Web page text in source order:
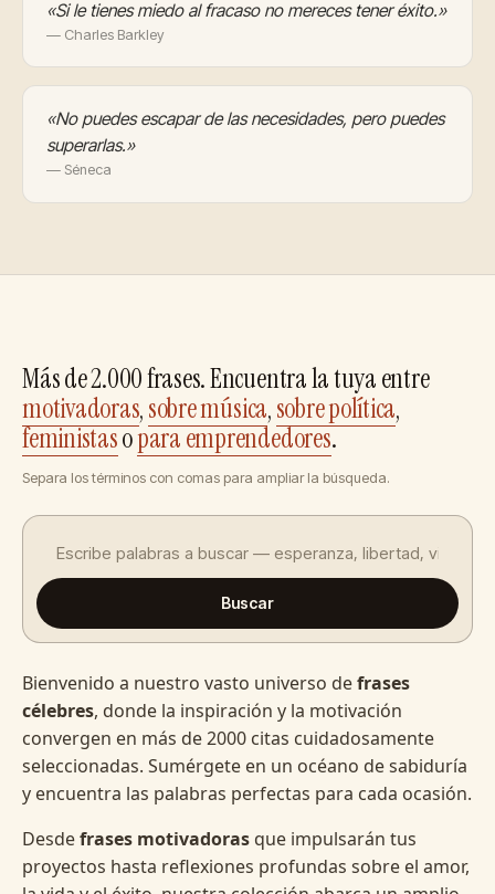
«Si le tienes miedo al fracaso no mereces tener éxito.»
— Charles Barkley
«No puedes escapar de las necesidades, pero puedes
superarlas.»
— Séneca
Más de 2.000 frases. Encuentra la tuya entre
motivadoras,sobre música,sobre política,
feministasopara emprendedores.
Separa los términos con comas para ampliar la búsqueda.
Buscar
Bienvenido a nuestro vasto universo defrases
célebres, donde la inspiración y la motivación
convergen en más de 2000 citas cuidadosamente
seleccionadas. Sumérgete en un océano de sabiduría
y encuentra las palabras perfectas para cada ocasión.
Desdefrases motivadoras que impulsarán tus
proyectos hasta reflexiones profundas sobre el amor,